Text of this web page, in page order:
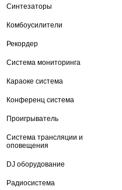
Синтезаторы
Комбоусилители
Рекордер
Система мониторинга
Караоке система
Конференц система
Проигрыватель
Система трансляции и
оповещения
DJ оборудование
Радиосистема